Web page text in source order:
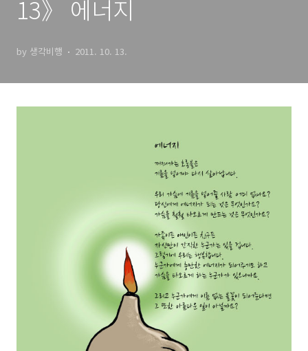
13》 에너지
by 생각비행 2011. 10. 13.